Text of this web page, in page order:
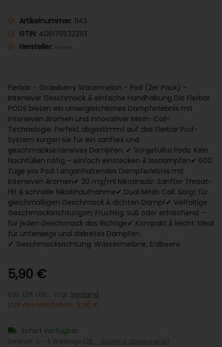
Artikelnummer: 1143
GTIN: 4061765323113
Hersteller:
Flerbar - Strawberry Watermelon - Pod (2er Pack) –
Intensiver Geschmack & einfache Handhabung Die Flerbar
PODS bieten ein unvergleichliches Dampferlebnis mit
intensiven Aromen und innovativer Mesh-Coil-
Technologie. Perfekt abgestimmt auf das Flerbar Pod-
System sorgen sie für ein sanftes und
geschmacksintensives Dampfen. ✔ Vorgefüllte Pods: Kein
Nachfüllen nötig – einfach einstecken & losdampfen ✔ 600
Züge pro Pod: Langanhaltendes Dampferlebnis mit
intensiven Aromen ✔ 20 mg/ml Nikotinsalz: Sanfter Throat-
Hit & schnelle Nikotinaufnahme ✔ Dual Mesh Coil: Sorgt für
gleichmäßigen Geschmack & dichten Dampf ✔ Vielfältige
Geschmacksrichtungen: Fruchtig, süß oder erfrischend –
für jeden Geschmack das Richtige ✔ Kompakt & leicht: Ideal
für unterwegs und diskretes Dampfen
✔ Geschmacksrichtung: Wassermelone, Erdbeere
5,90 €
inkl. 19% USt. , zzgl. Versand
UVP des Herstellers: 9,90 €
Sofort verfügbar
Lieferzeit: 2 - 3 Werktage (DE - Ausland abweichend)